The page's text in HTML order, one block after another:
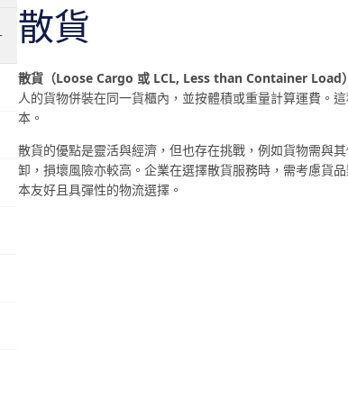
散貨
散貨（Loose Cargo 或 LCL, Less than Container Load）
人的貨物併裝在同一貨櫃內，並按體積或重量計算運費。
本。
散貨的優點是靈活與經濟，但也存在挑戰，例如貨物需與
卸，損壞風險亦較高。企業在選擇散貨服務時，需考慮貨
本友好且具彈性的物流選擇。